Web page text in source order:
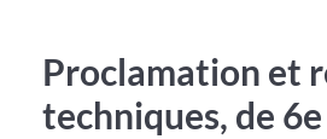
Proclamation et
techniques, de